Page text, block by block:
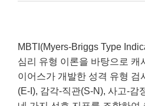
MBTI(Myers-Briggs Type
심리 유형 이론을 바탕으로 캐
이어스가 개발한 성격 유형 검
(E-I), 감각-직관(S-N), 사고-감